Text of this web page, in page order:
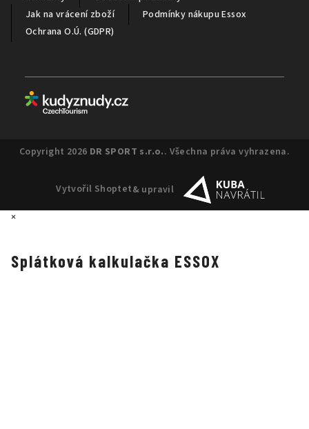
Jak na vrácení zboží
Podmínky nákupu Essox
Ochrana O.Ú. (GDPR)
Copyright 2026 DR SPORT s.r.o.. Všechna práva vyhrazena.
Vytvořil Shoptet& upravil
×
Splátková kalkulačka ESSOX